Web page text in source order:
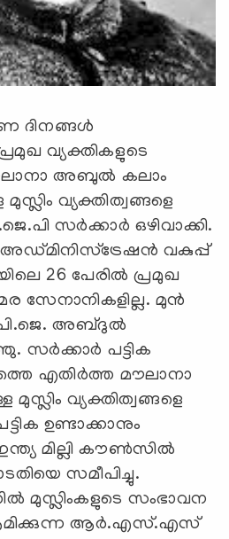
ദിനങ്ങള്‍
വ്യക്തികളുടെ
അബുല്‍ കലാം
വ്യക്തിത്വങ്ങളെ
സര്‍ക്കാര്‍ ഒഴിവാക്കി.
വകുപ്പ്
26 പേരില്‍ പ്രമുഖ
സേനാനികളില്ല. മുന്‍
അബ്ദുല്‍
സര്‍ക്കാര്‍ പട്ടിക
എതിര്‍ത്ത മൗലാനാ
വ്യക്തിത്വങ്ങളെ
ഉണ്ടാക്കാനും
മില്ലി കൗണ്‍സില്‍
സമീപിച്ചു.
മുസ്ലിംകളുടെ സംഭാവന
ശ്രമിക്കുന്ന ആര്‍.എസ്.എസ്